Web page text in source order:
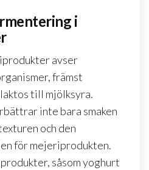
i
avser
främst
till mjölksyra.
inte bara smaken
och den
för mejeriprodukten.
såsom yoghurt